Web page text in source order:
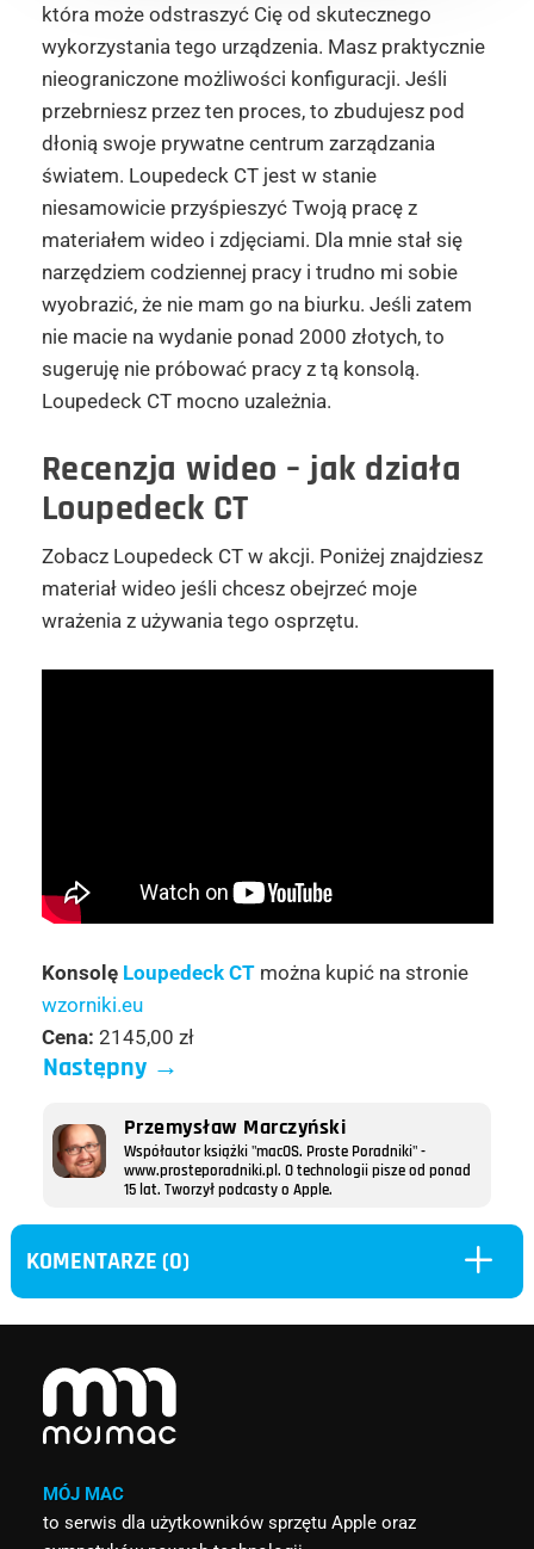
która może odstraszyć Cię od skutecznego
wykorzystania tego urządzenia. Masz praktycznie
nieograniczone możliwości konfiguracji. Jeśli
przebrniesz przez ten proces, to zbudujesz pod
dłonią swoje prywatne centrum zarządzania
światem. Loupedeck CT jest w stanie
niesamowicie przyśpieszyć Twoją pracę z
materiałem wideo i zdjęciami. Dla mnie stał się
narzędziem codziennej pracy i trudno mi sobie
wyobrazić, że nie mam go na biurku. Jeśli zatem
nie macie na wydanie ponad 2000 złotych, to
sugeruję nie próbować pracy z tą konsolą.
Loupedeck CT mocno uzależnia.
Recenzja wideo – jak działa
Loupedeck CT
Zobacz Loupedeck CT w akcji. Poniżej znajdziesz
materiał wideo jeśli chcesz obejrzeć moje
wrażenia z używania tego osprzętu.
Konsolę Loupedeck CTmożna kupić na stronie
wzorniki.eu
Cena: 2145,00 zł
Następny→
Przemysław Marczyński
Współautor książki "macOS. Proste Poradniki" -
www.prosteporadniki.pl. O technologii pisze od ponad
15 lat. Tworzył podcasty o Apple.
KOMENTARZE (0) L
MÓJ MAC
to serwis dla użytkowników sprzętu Apple oraz